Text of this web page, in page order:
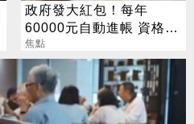
政府發大紅包！每年
60000元自動進帳 資格一
次看
焦點